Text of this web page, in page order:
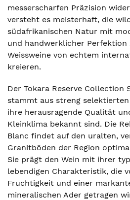
messerscharfen Präzision
versteht es meisterhaft, die
südafrikanischen Natur mit
und handwerklicher Perfektion
Weissweine von echtem
kreieren.
Der Tokara Reserve Collection
stammt aus streng
ihre herausragende Qualität
Kleinklima bekannt sind. Die
Blanc findet auf den uralten,
Granitböden der Region
Sie prägt den Wein mit ihrer
lebendigen Charakteristik, die
Fruchtigkeit und einer
mineralischen Ader getragen